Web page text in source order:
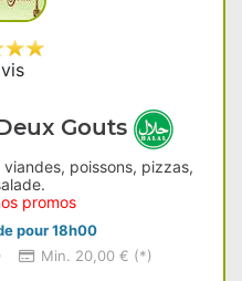
Gouts
poissons, pizzas,
promos
pour 18h00
Min. 20,00 € (*)